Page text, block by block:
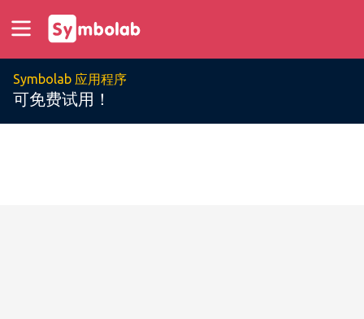
Symbolab 应用程序
可免费试用！